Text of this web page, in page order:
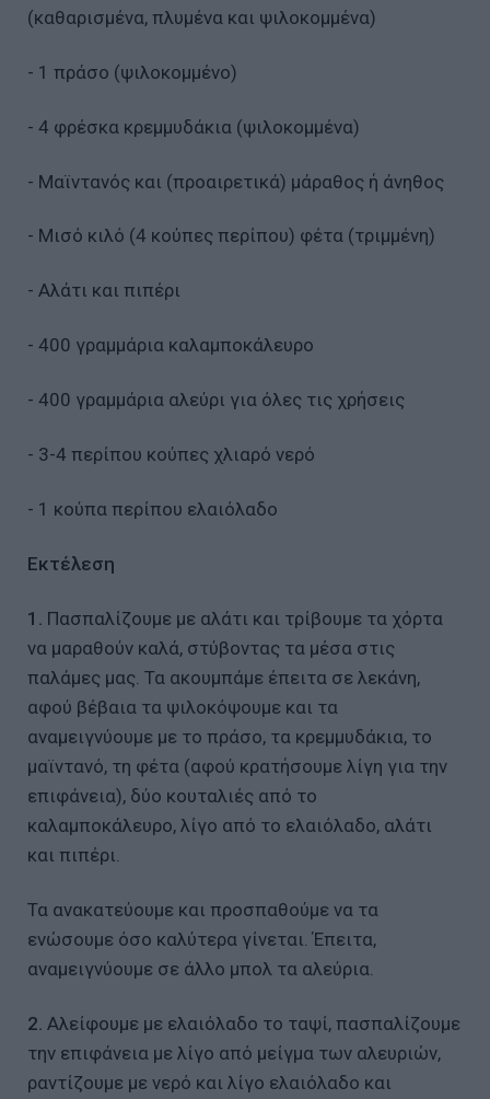
(καθαρισμένα, πλυμένα και ψιλοκομμένα)
- 1 πράσο (ψιλοκομμένο)
- 4 φρέσκα κρεμμυδάκια (ψιλοκομμένα)
- Μαϊντανός και (προαιρετικά) μάραθος ή άνηθος
- Μισό κιλό (4 κούπες περίπου) φέτα (τριμμένη)
- Αλάτι και πιπέρι
- 400 γραμμάρια καλαμποκάλευρο
- 400 γραμμάρια αλεύρι για όλες τις χρήσεις
- 3-4 περίπου κούπες χλιαρό νερό
- 1 κούπα περίπου ελαιόλαδο
Εκτέλεση
1. Πασπαλίζουμε με αλάτι και τρίβουμε τα χόρτα
να μαραθούν καλά, στύβοντας τα μέσα στις
παλάμες μας. Τα ακουμπάμε έπειτα σε λεκάνη,
αφού βέβαια τα ψιλοκόψουμε και τα
αναμειγνύουμε με το πράσο, τα κρεμμυδάκια, το
μαϊντανό, τη φέτα (αφού κρατήσουμε λίγη για την
επιφάνεια), δύο κουταλιές από το
καλαμποκάλευρο, λίγο από το ελαιόλαδο, αλάτι
και πιπέρι.
Τα ανακατεύουμε και προσπαθούμε να τα
ενώσουμε όσο καλύτερα γίνεται. Έπειτα,
αναμειγνύουμε σε άλλο μπολ τα αλεύρια.
2. Αλείφουμε με ελαιόλαδο το ταψί, πασπαλίζουμε
την επιφάνεια με λίγο από μείγμα των αλευριών,
ραντίζουμε με νερό και λίγο ελαιόλαδο και